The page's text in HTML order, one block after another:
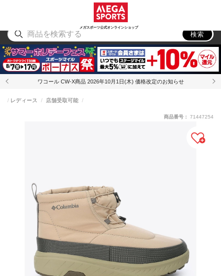
メガスポーツ公式オンラインショップ
アウトドア
検索
ワコール CW-X商品 2026年10月1日(木) 価格改定のお知らせ
レディース 店舗受取可能
商品番号： 71447254